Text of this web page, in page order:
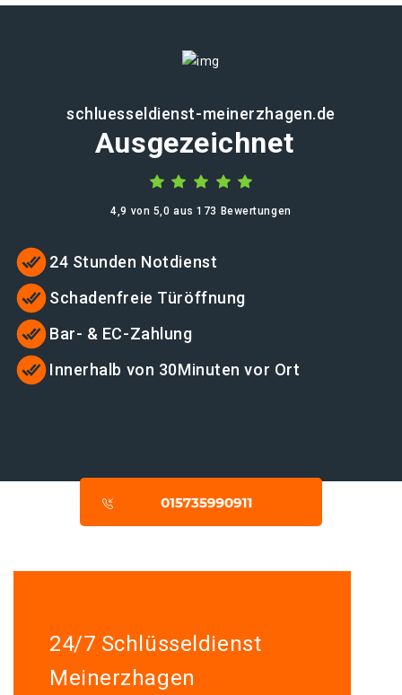
schluesseldienst-meinerzhagen.de
Ausgezeichnet
4,9 von 5,0 aus 173 Bewertungen
24 Stunden Notdienst
Schadenfreie Türöffnung
Bar- & EC-Zahlung
Innerhalb von 30Minuten vor Ort
24/7 Schlüsseldienst
Meinerzhagen